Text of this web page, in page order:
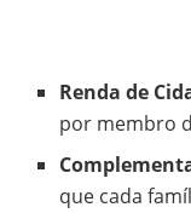
Renda de
por membro
que cada